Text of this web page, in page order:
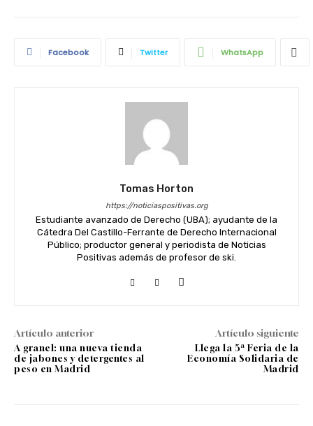
Facebook Twitter WhatsApp
Tomas Horton
https://noticiaspositivas.org
Estudiante avanzado de Derecho (UBA); ayudante de la
Cátedra Del Castillo-Ferrante de Derecho Internacional
Público; productor general y periodista de Noticias
Positivas además de profesor de ski.
Artículo anterior
A granel: una nueva tienda
de jabones y detergentes al
peso en Madrid
Artículo siguiente
Llega la 5ª Feria de la
Economía Solidaria de
Madrid